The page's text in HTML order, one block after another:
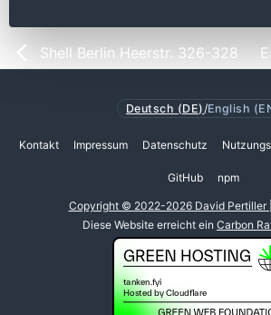
Shell Berlin Heerstr. 326-328
Deutsch (DE) /English
Kontakt Impressum Datenschutz
GitHub npm
Copyright © 2022-2026 David Pertiller
Diese Website erreicht ein Carbon